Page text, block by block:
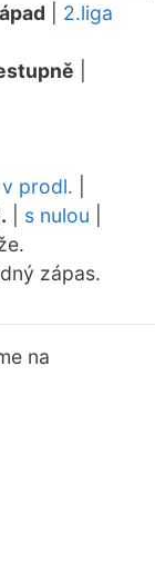
2.liga
prodl.
s nulou
zápas.
na